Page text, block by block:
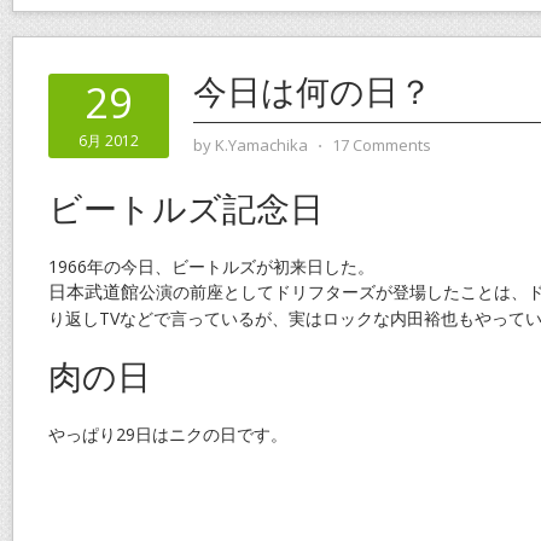
29
6月 2012
今日は何の日？
by K.Yamachika ⋅ 17 Comments
ビートルズ記念日
1966年の今日、ビートルズが初来日した。
日本武道館公演の前座としてドリフターズが登場したことは、
り返しTVなどで言っているが、実はロックな内田裕也もやって
肉の日
やっぱり29日はニクの日です。